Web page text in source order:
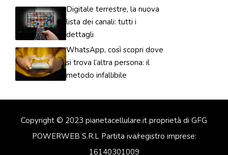
Digitale terrestre, la nuova
lista dei canali: tutti i
dettagli
WhatsApp, così scopri dove
si trova l’altra persona: il
metodo infallibile
Copyright © 2023 pianetacellulare.it proprietà di GFG
POWERWEB S.R.L Partita iva/registro imprese:
16140301009